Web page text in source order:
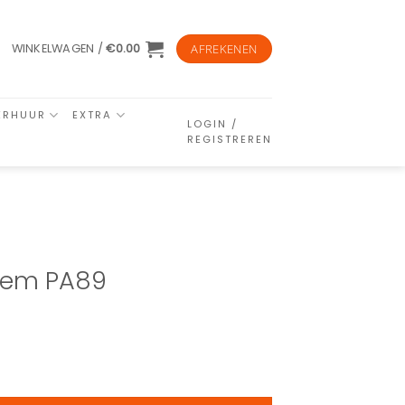
WINKELWAGEN /€0.00 AFREKENEN
EXTRA
LOGIN /
REGISTREREN
PA89